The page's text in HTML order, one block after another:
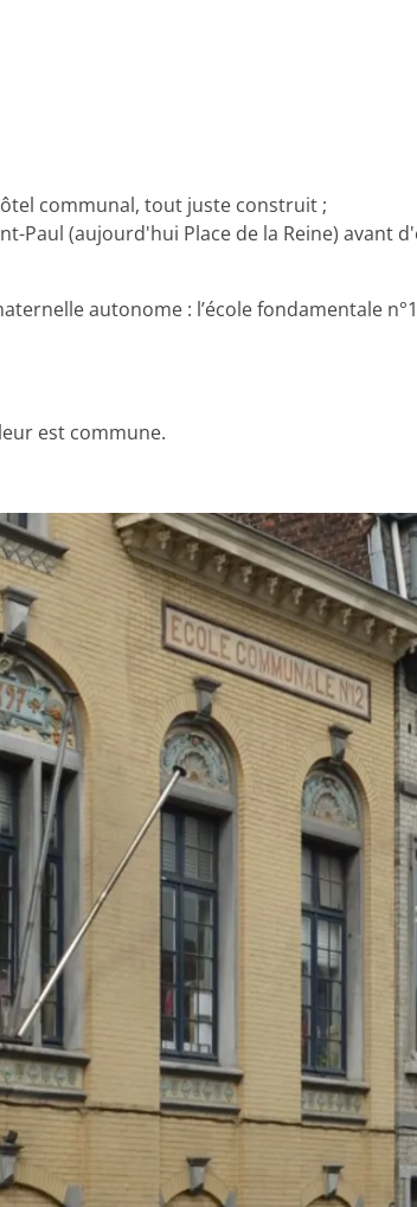
communal, tout juste construit ;
Paul (aujourd'hui Place de la Reine) avant
autonome : l’école fondamentale
est commune.